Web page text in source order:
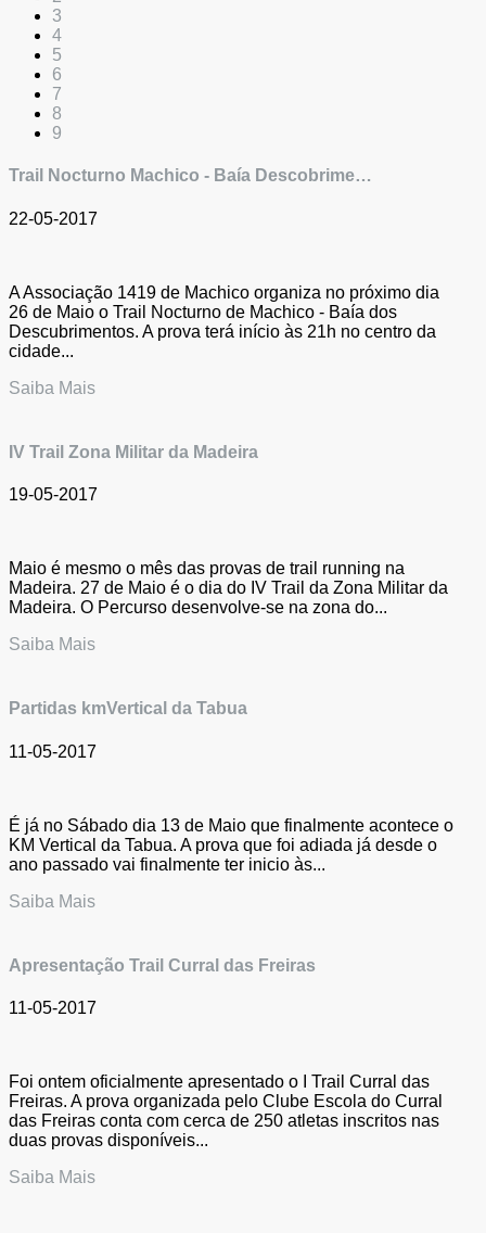
3
4
5
6
7
8
9
Trail Nocturno Machico - Baía Descobrime…
22-05-2017
A Associação 1419 de Machico organiza no próximo dia
26 de Maio o Trail Nocturno de Machico - Baía dos
Descubrimentos. A prova terá início às 21h no centro da
cidade...
Saiba Mais
IV Trail Zona Militar da Madeira
19-05-2017
Maio é mesmo o mês das provas de trail running na
Madeira. 27 de Maio é o dia do IV Trail da Zona Militar da
Madeira. O Percurso desenvolve-se na zona do...
Saiba Mais
Partidas kmVertical da Tabua
11-05-2017
É já no Sábado dia 13 de Maio que finalmente acontece o
KM Vertical da Tabua. A prova que foi adiada já desde o
ano passado vai finalmente ter inicio às...
Saiba Mais
Apresentação Trail Curral das Freiras
11-05-2017
Foi ontem oficialmente apresentado o I Trail Curral das
Freiras. A prova organizada pelo Clube Escola do Curral
das Freiras conta com cerca de 250 atletas inscritos nas
duas provas disponíveis...
Saiba Mais